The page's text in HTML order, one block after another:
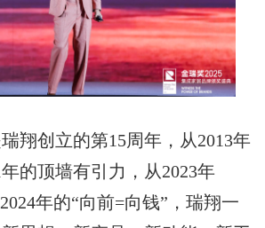
创立的第15周年，从2013年
的顶墙有引力，从2023年
年的“向前=向钱”，瑞翔一